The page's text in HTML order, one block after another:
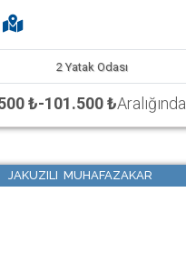
2 Yatak Odası
₺-101.500 ₺Aralığında
JAKUZILI MUHAFAZAKAR